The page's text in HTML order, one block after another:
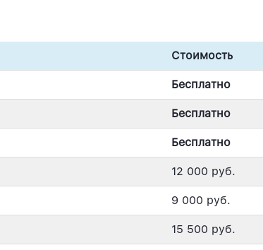
Стоимость
Бесплатно
Бесплатно
Бесплатно
12 000 руб.
9 000 руб.
15 500 руб.